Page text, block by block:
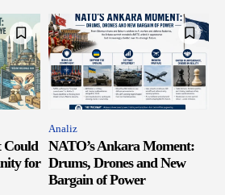
Could
for
Analiz
NATO’s Ankara Moment:
Drums, Drones and New
Bargain of Power